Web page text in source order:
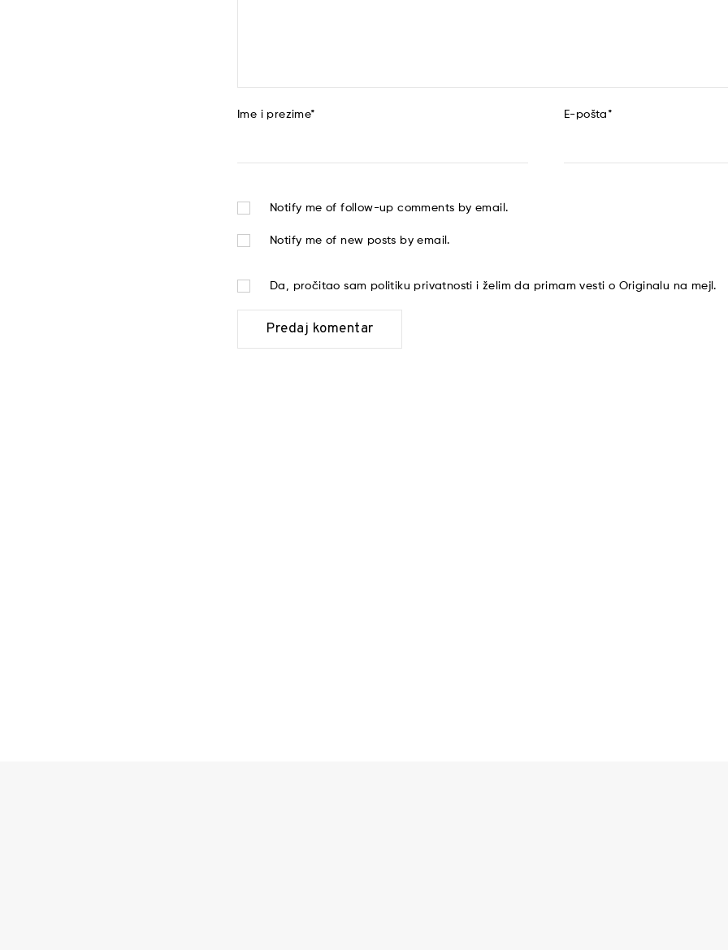
Ime i prezime* E-pošta*
Notify me of follow-up comments by email.
Notify me of new posts by email.
Da, pročitao sam politiku privatnosti i želim da primam vesti o Originalu na mejl.